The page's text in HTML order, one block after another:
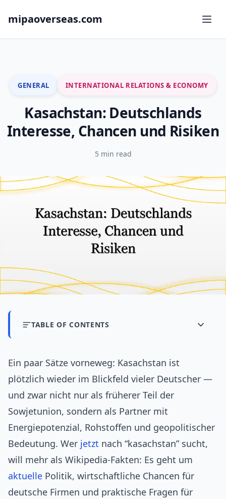
mipaoverseas.com
GENERAL INTERNATIONAL RELATIONS & ECONOMY
Kasachstan: Deutschlands
Interesse, Chancen und Risiken
5 min read
TABLE OF CONTENTS
Ein paar Sätze vorneweg: Kasachstan ist
plötzlich wieder im Blickfeld vieler Deutscher —
und zwar nicht nur als früherer Teil der
Sowjetunion, sondern als Partner mit
Energiepotenzial, Rohstoffen und geopolitischer
Bedeutung. Wer jetzt nach “kasachstan” sucht,
will mehr als Wikipedia-Fakten: Es geht um
aktuelle Politik, wirtschaftliche Chancen für
deutsche Firmen und praktische Fragen für